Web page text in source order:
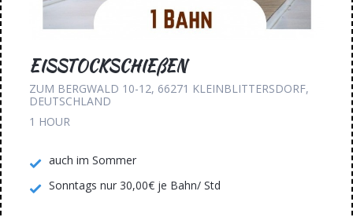
EISSTOCKSCHIEßEN
ZUM BERGWALD 10-12, 66271 KLEINBLITTERSDORF,
DEUTSCHLAND
1 HOUR
auch im Sommer
Sonntags nur 30,00€ je Bahn/ Std